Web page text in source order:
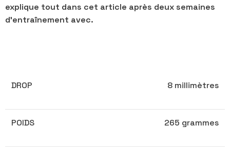
explique tout dans cet article après deux semaines
d’entraînement avec.
DROP 8 millimètres
POIDS 265 grammes